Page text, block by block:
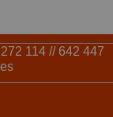
114 // 642 447